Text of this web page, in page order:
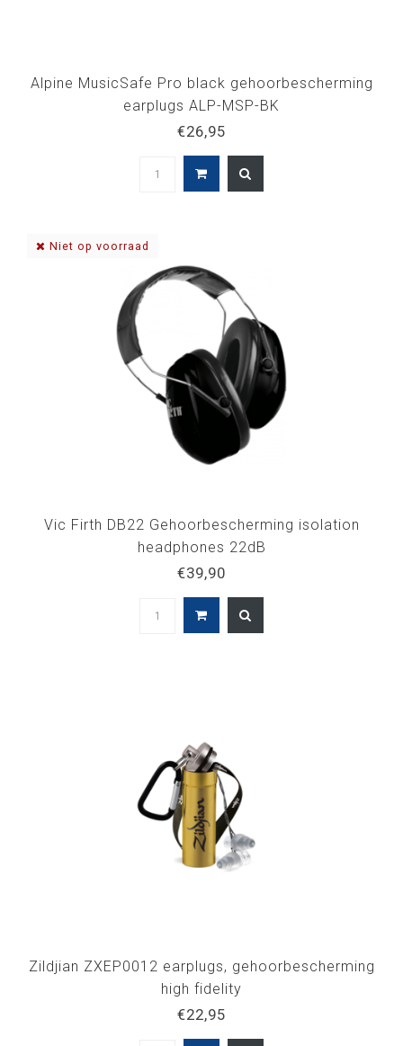
Alpine MusicSafe Pro black gehoorbescherming
earplugs ALP-MSP-BK
€26,95
Niet op voorraad
Vic Firth DB22 Gehoorbescherming isolation
headphones 22dB
€39,90
Zildjian ZXEP0012 earplugs, gehoorbescherming
high fidelity
€22,95